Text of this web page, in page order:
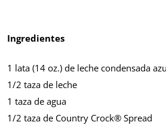
Ingredientes
1 lata (14 oz.) de leche condensada
1/2 taza de leche
1 taza de agua
1/2 taza de Country Crock® Spread